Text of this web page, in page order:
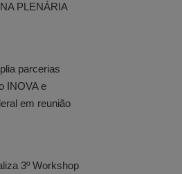
PLENÁRIA
parcerias
INOVA e
em reunião
3º Workshop